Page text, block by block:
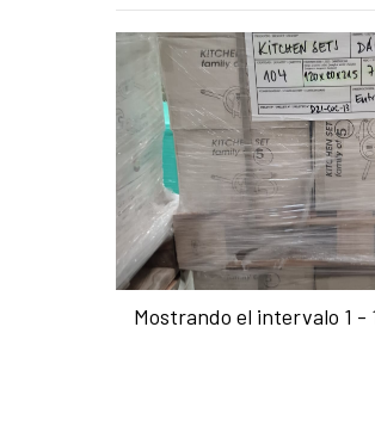
Mostrando el intervalo 1 -